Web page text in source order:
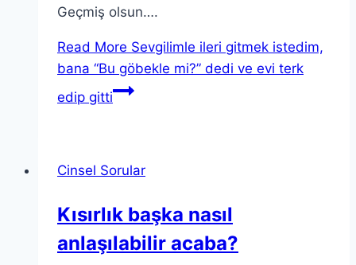
Geçmiş olsun….
Read More Sevgilimle ileri gitmek istedim,
bana “Bu göbekle mi?” dedi ve evi terk
edip gitti
Cinsel Sorular
Kısırlık başka nasıl
anlaşılabilir acaba?